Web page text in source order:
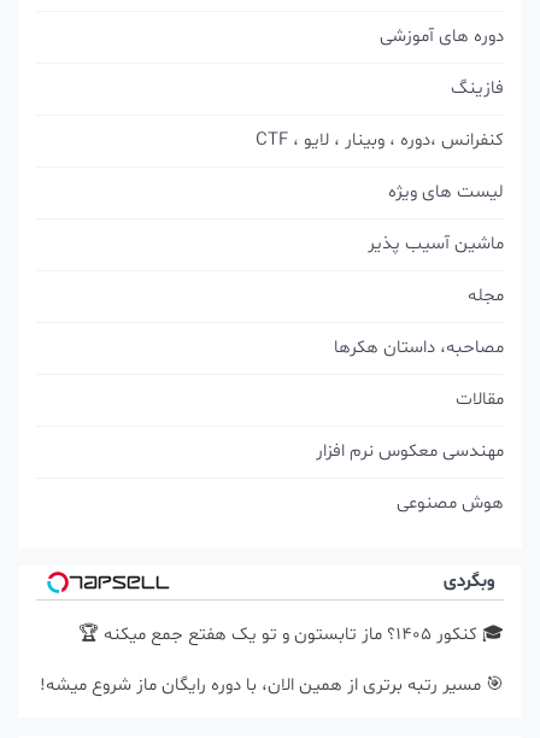
دوره های آموزشی
فازینگ
کنفرانس ،دوره ، وبینار ، لایو ، CTF
لیست های ویژه
ماشین آسیب پذیر
مصاحبه، داستان هکرها
مقالات
مهندسی معکوس نرم افزار
هوش مصنوعی
وبگردی
🎓 کنکور ۱۴۰5؟ ماز تابستون و تو یک هفتع جمع میکنه 🏆
🎯 مسیر رتبه برتری از همین الان، با دوره رایگان ماز شروع میشه!